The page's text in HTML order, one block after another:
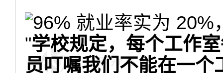
"学校规定，每个工作
员叮嘱我们不能在一个